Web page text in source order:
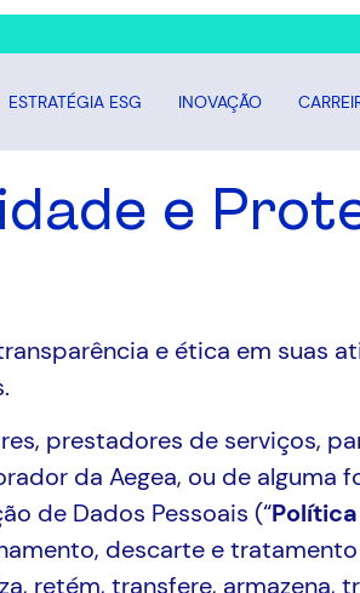
ESTRATÉGIA ESG INOVAÇÃO
e
e ética em suas
prestadores de serviços,
da Aegea, ou de
de Dados Pessoais (“
descarte e
retém, transfere,